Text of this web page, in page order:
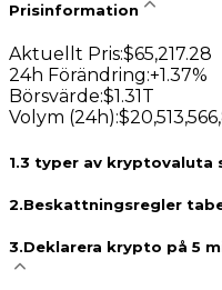
Prisinformation
Aktuellt Pris:$65,217.28
24h Förändring:+1.37%
Börsvärde:$1.31T
Volym (24h):$
1.3 typer av kryptovaluta
2.Beskattningsregler
3.Deklarera krypto på 5